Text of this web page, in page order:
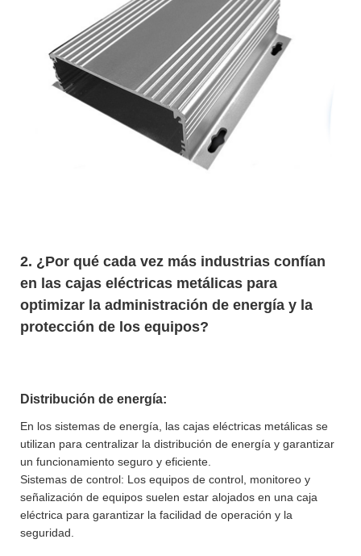
2. ¿Por qué cada vez más industrias confían
en las cajas eléctricas metálicas para
optimizar la administración de energía y la
protección de los equipos?
Distribución de energía:
En los sistemas de energía, las cajas eléctricas metálicas se
utilizan para centralizar la distribución de energía y garantizar
un funcionamiento seguro y eficiente.
Sistemas de control: Los equipos de control, monitoreo y
señalización de equipos suelen estar alojados en una caja
eléctrica para garantizar la facilidad de operación y la
seguridad.